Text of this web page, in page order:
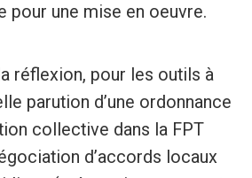
pour une mise en oeuvre.
réflexion, pour les outils à
parution d’une ordonnance
collective dans la FPT
d’accords locaux